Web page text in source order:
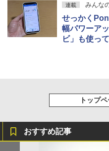
連載 みんな
せっかく
幅パワーア
ビ」も使っ
トップ
おすすめ記事